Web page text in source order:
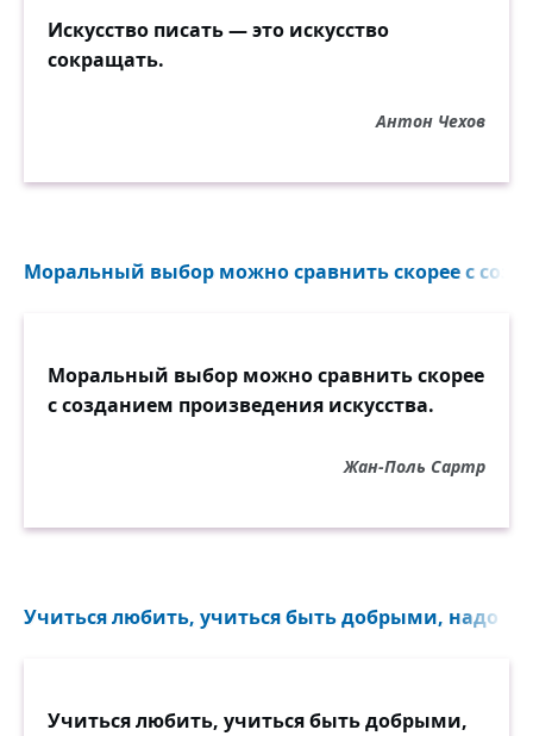
Нет в мире острее боли.
С минуту в дверях стоял он, уставя в
Не выслушал объяснений,
шагнул назад...
"Скажите, какой Отелло!
Ну целовалась, ошиблась... Немного
Искусство писать — это искусство
сокращать.
Антон Чехов
Моральный выбор можно сравнить скорее с
Моральный выбор можно сравнить скорее
с созданием произведения искусства.
Жан-Поль Сартр
Учиться любить, учиться быть добрыми, надо с
Учиться любить, учиться быть добрыми,